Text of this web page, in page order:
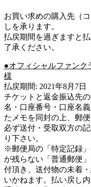
お買い求めの購入先（
しを承ります。
払戻期間を過ぎますと
了承ください。
●オフィシャルファンク
様
払戻期間: 2021年8月7日
チケットと返金振込先
名・口座番号・口座名
たメモを同封の上、郵
必ず送付・受取双方の
り下さい。
※郵便局の「特定記録
が残らない「普通郵便
付頂き、送付物の未着
いかねます。払い戻し